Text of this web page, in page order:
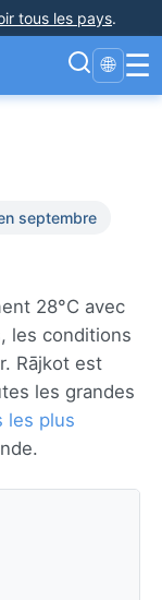
tous les pays.
🌐 ☰
septembre
28°C avec
les conditions
Rājkot est
les grandes
les plus